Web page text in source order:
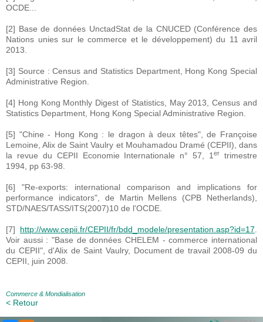
OCDE...
[2] Base de données UnctadStat de la CNUCED (Conférence des
Nations unies sur le commerce et le développement) du 11 avril
2013.
[3] Source : Census and Statistics Department, Hong Kong Special
Administrative Region.
[4] Hong Kong Monthly Digest of Statistics, May 2013, Census and
Statistics Department, Hong Kong Special Administrative Region.
[5] "Chine - Hong Kong : le dragon à deux têtes", de Françoise
Lemoine, Alix de Saint Vaulry et Mouhamadou Dramé (CEPII), dans
la revue du CEPII Economie Internationale n° 57, 1er
trimestre
1994, pp 63-98.
[6] "Re-exports: international comparison and implications for
performance indicators", de Martin Mellens (CPB Netherlands),
STD/NAES/TASS/ITS(2007)10 de l'OCDE.
[7] http://www.cepii.fr/CEPII/fr/bdd_modele/presentation.asp?id=17.
Voir aussi : "Base de données CHELEM - commerce international
du CEPII", d'Alix de Saint Vaulry, Document de travail 2008-09 du
CEPII, juin 2008.
Commerce & Mondialisation
< Retour